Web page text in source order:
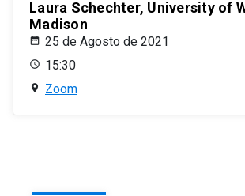
Laura Schechter, University of
Madison
25 de Agosto de 2021
15:30
Zoom